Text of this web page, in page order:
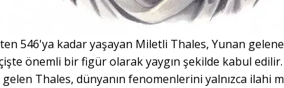
546'ya kadar yaşayan Miletli Thales, Yunan
önemli bir figür olarak yaygın şekilde kabul
Thales, dünyanın fenomenlerini yalnızca ilahi